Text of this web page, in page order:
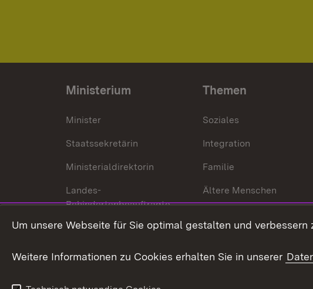
Ministerium
Minister
Staatssekretärin
Ministerialdirektorin
Landes-
Behindertenbeauftragte
Bürgerreferent
Karriere
Themen
Soziales
Integration
Familie
Ältere Menschen
Behinderungen
Bürgerengagement
Um unsere Webseite für Sie optimal gestalten und verbessern
Weitere Informationen zu Cookies erhalten Sie in unserer